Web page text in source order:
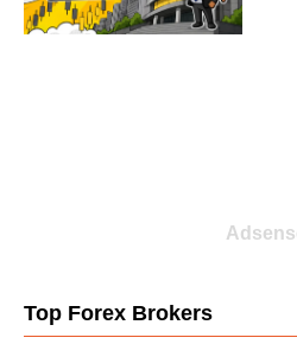
Top Forex Brokers